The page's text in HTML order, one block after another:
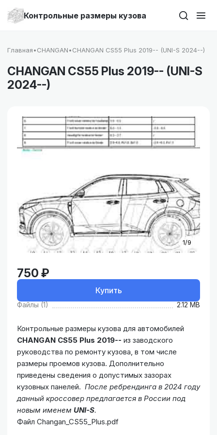
Контрольные размеры кузова
Главная•CHANGAN•CHANGAN CS55 Plus 2019-- (UNI-S 2024--)
CHANGAN CS55 Plus 2019-- (UNI-S
2024--)
1/9
750 ₽
Купить
Файлы (1) 2.12 MB
Контрольные размеры кузова для автомобилей
CHANGAN CS55 Plus 2019-- из заводского
руководства по ремонту кузова, в том числе
размеры проемов кузова. Дополнительно
приведены сведения о допустимых зазорах
кузовных панелей. После ребрендинга в 2024 году
данный кроссовер предлагается в России под
новым именем UNI-S.
Файл Changan_CS55_Plus.pdf